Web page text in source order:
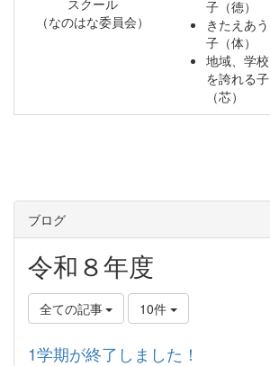
（なのはな委員会）
子（徳）
きたえあう
子（体）
地域、学校
を誇れる子
（芯）
ブログ
令和８年度
全ての記事 10件
1学期が終了しました！